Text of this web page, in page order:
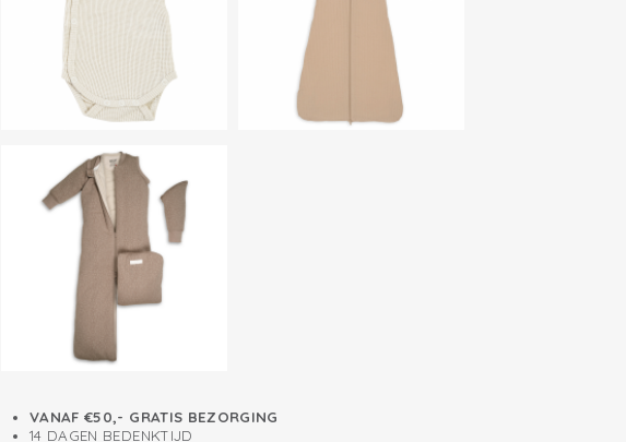
VANAF €50,- GRATIS BEZORGING
14 DAGEN BEDENKTIJD